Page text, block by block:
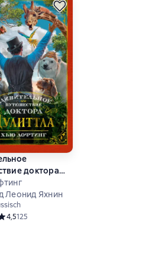
доктора
Леонид Яхнин
рейтинг 4,5 на основе 125 оценок
4,5125